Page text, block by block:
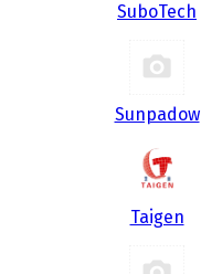
SuboTech
Sunpadow
Taigen